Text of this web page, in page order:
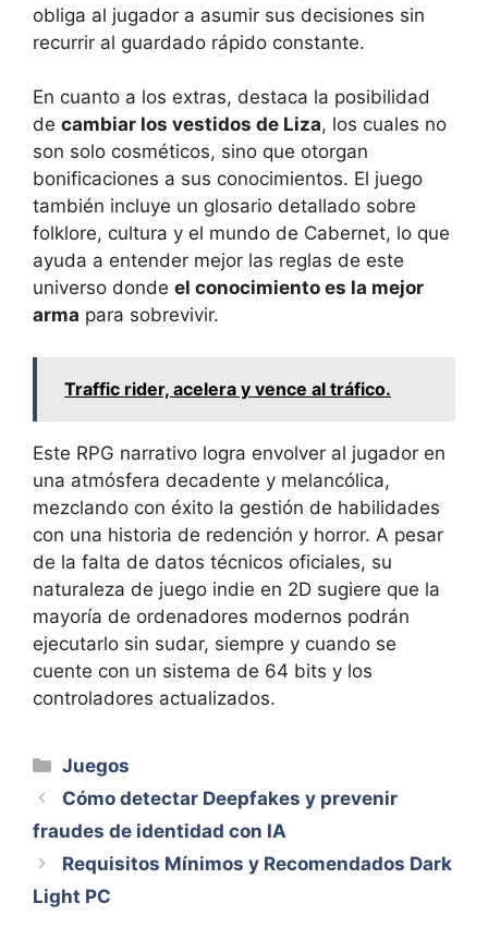
obliga al jugador a asumir sus decisiones sin
recurrir al guardado rápido constante.
En cuanto a los extras, destaca la posibilidad
de cambiar los vestidos de Liza, los cuales no
son solo cosméticos, sino que otorgan
bonificaciones a sus conocimientos. El juego
también incluye un glosario detallado sobre
folklore, cultura y el mundo de Cabernet, lo que
ayuda a entender mejor las reglas de este
universo donde el conocimiento es la mejor
arma para sobrevivir.
Traffic rider, acelera y vence al tráfico.
Este RPG narrativo logra envolver al jugador en
una atmósfera decadente y melancólica,
mezclando con éxito la gestión de habilidades
con una historia de redención y horror. A pesar
de la falta de datos técnicos oficiales, su
naturaleza de juego indie en 2D sugiere que la
mayoría de ordenadores modernos podrán
ejecutarlo sin sudar, siempre y cuando se
cuente con un sistema de 64 bits y los
controladores actualizados.
Categorías
Juegos
Cómo detectar Deepfakes y prevenir
fraudes de identidad con IA
Requisitos Mínimos y Recomendados Dark
Light PC